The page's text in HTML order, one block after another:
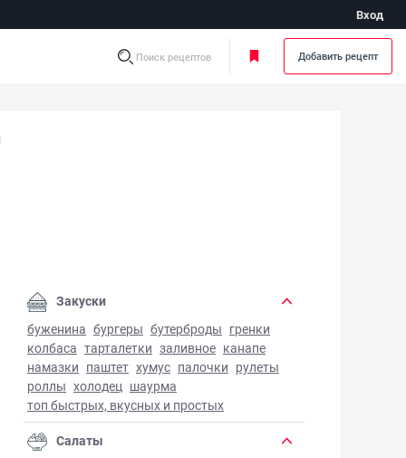
Вход
Поиск рецептов Добавить рецепт
майонез с горчицей - фото готового блюда
Закуски
буженина бургеры бутерброды гренки
колбаса тарталетки заливное канапе
намазки паштет хумус палочки рулеты
роллы холодец шаурма
топ быстрых, вкусных и простых
Салаты